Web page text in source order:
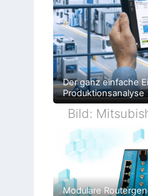
Der ganz einfache
Produktionsanalyse
Bild:
Modulare